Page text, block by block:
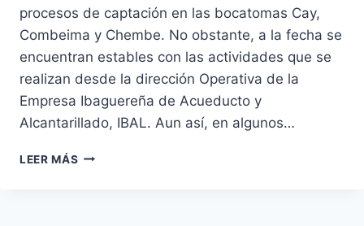
procesos de captación en las bocatomas Cay,
Combeima y Chembe. No obstante, a la fecha se
encuentran estables con las actividades que se
realizan desde la dirección Operativa de la
Empresa Ibaguereña de Acueducto y
Alcantarillado, IBAL. Aun así, en algunos…
LEER MÁS